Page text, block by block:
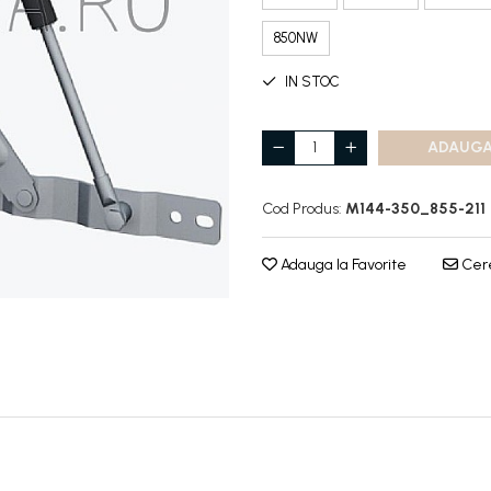
850NW
IN STOC
Cod Produs: M144-350_855-211
Adauga la Favorite